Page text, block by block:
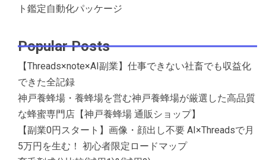
ト鑑定自動化パッケージ
Popular Posts
【Threads×note×AI副業】仕事できない社畜でも収益化
できた全記録
神戸養蜂場・養蜂場を営む神戸養蜂場が厳選した高品質
な蜂蜜専門店【神戸養蜂場 通販ショップ】
【副業0円スタート】画像・顔出し不要 AI×Threadsで月
5万円を生む！ 初心者限定ロードマップ